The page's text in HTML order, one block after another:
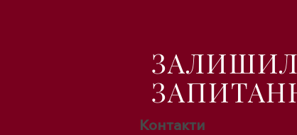
Контакти